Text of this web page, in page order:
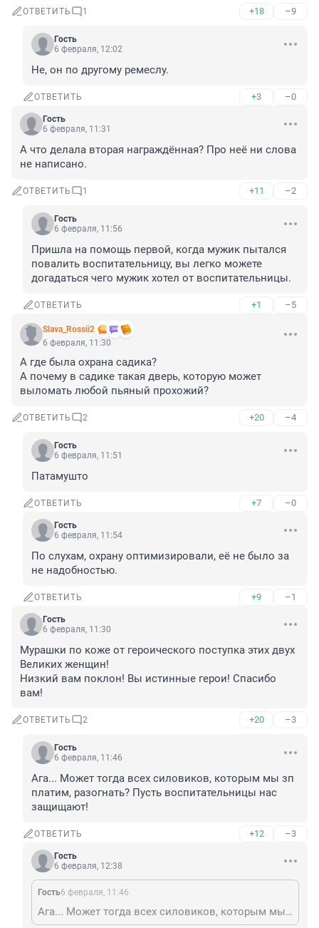
ОТВЕТИТЬ 1 +18 –9
Гость
6 февраля, 12:02
Не, он по другому ремеслу.
ОТВЕТИТЬ +3 –0
Гость
6 февраля, 11:31
А что делала вторая награждённая? Про неё ни слова
не написано.
ОТВЕТИТЬ 1 +11 –2
Гость
6 февраля, 11:56
Пришла на помощь первой, когда мужик пытался
повалить воспитательницу, вы легко можете
догадаться чего мужик хотел от воспитательницы.
ОТВЕТИТЬ +1 –5
Slava_Rossii2
6 февраля, 11:30
А где была охрана садика?
А почему в садике такая дверь, которую может
выломать любой пьяный прохожий?
ОТВЕТИТЬ 2 +20 –4
Гость
6 февраля, 11:51
Патамушто
ОТВЕТИТЬ +7 –0
Гость
6 февраля, 11:54
По слухам, охрану оптимизировали, её не было за
не надобностью.
ОТВЕТИТЬ +9 –1
Гость
6 февраля, 11:30
Мурашки по коже от героического поступка этих двух
Великих женщин!
Низкий вам поклон! Вы истинные герои! Спасибо
вам!
ОТВЕТИТЬ 2 +20 –3
Гость
6 февраля, 11:46
Ага... Может тогда всех силовиков, которым мы зп
платим, разогнать? Пусть воспитательницы нас
защищают!
ОТВЕТИТЬ +12 –3
Гость
6 февраля, 12:38
Гость6 февраля, 11:46
Ага... Может тогда всех силовиков, которым мы зп платим, разогнать? Пусть воспитательницы нас защищают!